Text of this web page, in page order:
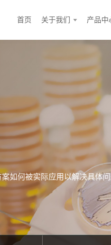
首页 关于我们 产品中
如何被实际应用以解决具体